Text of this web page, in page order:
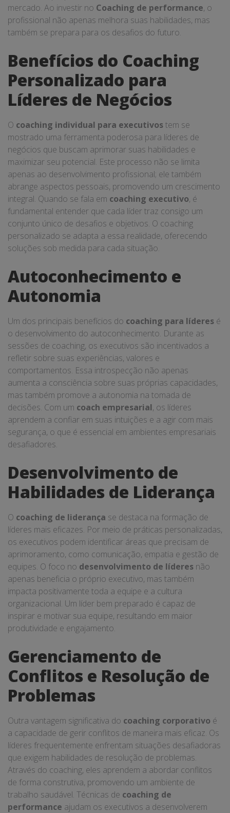
mercado. Ao investir no Coaching de performance, o
profissional não apenas melhora suas habilidades, mas
também se prepara para os desafios do futuro.
Benefícios do Coaching
Personalizado para
Líderes de Negócios
O coaching individual para executivostem se
mostrado uma ferramenta poderosa para líderes de
negócios que buscam aprimorar suas habilidades e
maximizar seu potencial. Este processo não se limita
apenas ao desenvolvimento profissional; ele também
abrange aspectos pessoais, promovendo um crescimento
integral. Quando se fala em coaching executivo, é
fundamental entender que cada líder traz consigo um
conjunto único de desafios e objetivos. O coaching
personalizado se adapta a essa realidade, oferecendo
soluções sob medida para cada situação.
Autoconhecimento e
Autonomia
Um dos principais benefícios do coaching para líderes é
o desenvolvimento do autoconhecimento. Durante as
sessões de coaching, os executivos são incentivados a
refletir sobre suas experiências, valores e
comportamentos. Essa introspecção não apenas
aumenta a consciência sobre suas próprias capacidades,
mas também promove a autonomia na tomada de
decisões. Com um coach empresarial, os líderes
aprendem a confiar em suas intuições e a agir com mais
segurança, o que é essencial em ambientes empresariais
desafiadores.
Desenvolvimento de
Habilidades de Liderança
O coaching de liderança se destaca na formação de
líderes mais eficazes. Por meio de práticas personalizadas,
os executivos podem identificar áreas que precisam de
aprimoramento, como comunicação, empatia e gestão de
equipes. O foco no desenvolvimento de líderes não
apenas beneficia o próprio executivo, mas também
impacta positivamente toda a equipe e a cultura
organizacional. Um líder bem preparado é capaz de
inspirar e motivar sua equipe, resultando em maior
produtividade e engajamento.
Gerenciamento de
Conflitos e Resolução de
Problemas
Outra vantagem significativa do coaching corporativo é
a capacidade de gerir conflitos de maneira mais eficaz. Os
líderes frequentemente enfrentam situações desafiadoras
que exigem habilidades de resolução de problemas.
Através do coaching, eles aprendem a abordar conflitos
de forma construtiva, promovendo um ambiente de
trabalho saudável. Técnicas de coaching de
performance ajudam os executivos a desenvolverem